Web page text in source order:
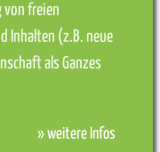
von freien
Inhalten (z.B. neue
als Ganzes
» weitere Infos